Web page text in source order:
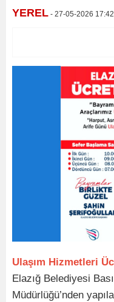
YEREL - 27-05-2026 17:42
Ulaşım Hizmetleri
Elazığ Belediyesi
Müdürlüğü’nden